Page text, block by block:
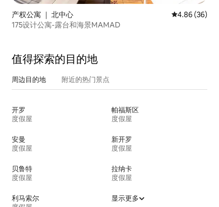
产权公寓 ｜ 北中心 平均评分 4.86
4.86 (36)
175设计公寓-露台和海景MAMAD
值得探索的目的地
周边目的地 附近的热门景点
开罗
度假屋
帕福斯区
度假屋
安曼
度假屋
新开罗
度假屋
贝鲁特
度假屋
拉纳卡
度假屋
利马索尔
显示更多